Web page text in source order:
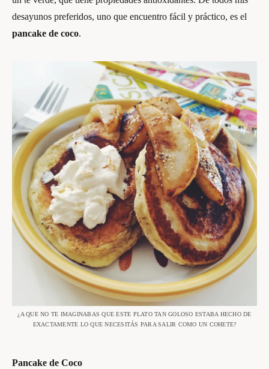
desayunos preferidos, uno que encuentro fácil y práctico, es el
pancake de coco.
¿A QUE NO TE IMAGINABAS QUE ESTE PLATO TAN GOLOSO ESTABA HECHO DE
EXACTAMENTE LO QUE NECESITÁS PARA SALIR COMO UN COHETE?
Pancake de Coco